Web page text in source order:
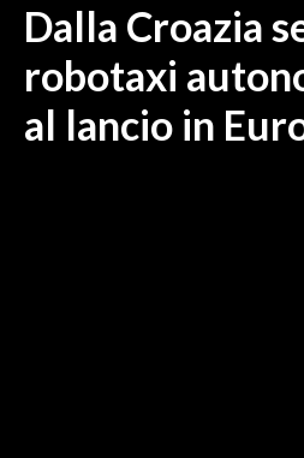
ITALIA
MONDO
Dalla Croazia
robotaxi
al lancio in